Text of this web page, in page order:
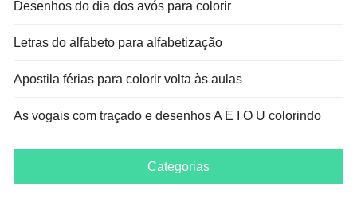
Desenhos do dia dos avós para colorir
Letras do alfabeto para alfabetização
Apostila férias para colorir volta às aulas
As vogais com traçado e desenhos A E I O U colorindo
Categorias